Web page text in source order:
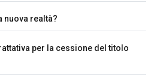
nuova realtà?
per la cessione del titolo